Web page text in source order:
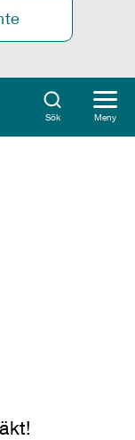
Sök Meny